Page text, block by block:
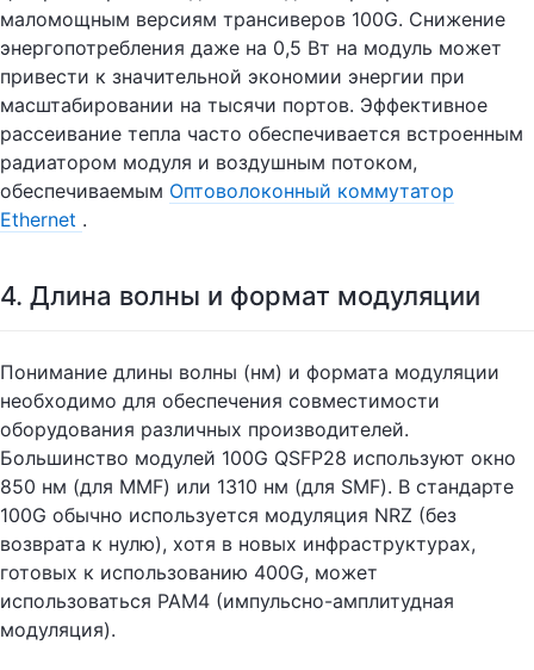
маломощным версиям трансиверов 100G. Снижение
энергопотребления даже на 0,5 Вт на модуль может
привести к значительной экономии энергии при
масштабировании на тысячи портов. Эффективное
рассеивание тепла часто обеспечивается встроенным
радиатором модуля и воздушным потоком,
обеспечиваемым Оптоволоконный коммутатор
Ethernet .
4. Длина волны и формат модуляции
Понимание длины волны (нм) и формата модуляции
необходимо для обеспечения совместимости
оборудования различных производителей.
Большинство модулей 100G QSFP28 используют окно
850 нм (для MMF) или 1310 нм (для SMF). В стандарте
100G обычно используется модуляция NRZ (без
возврата к нулю), хотя в новых инфраструктурах,
готовых к использованию 400G, может
использоваться PAM4 (импульсно-амплитудная
модуляция).